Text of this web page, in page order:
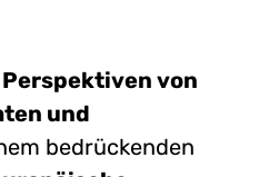
Perspektiven von
und
bedrückenden